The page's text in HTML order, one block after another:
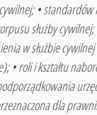
•
służby
w służbie
• roli i kształtu
dla